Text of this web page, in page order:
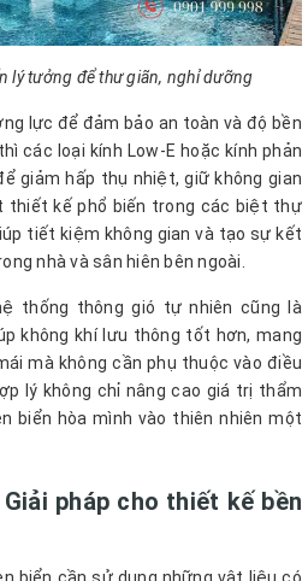
lý tưởng để thư giãn, nghỉ dưỡng
lực để đảm bảo an toàn và độ bền
các loại kính Low-E hoặc kính phản
giảm hấp thụ nhiệt, giữ không gian
thiết kế phổ biến trong các biệt thự
tiết kiệm không gian và tạo sự kết
nhà và sân hiên bên ngoài.
thống thông gió tự nhiên cũng là
không khí lưu thông tốt hơn, mang
mà không cần phụ thuộc vào điều
lý không chỉ nâng cao giá trị thẩm
biển hòa mình vào thiên nhiên một
pháp cho thiết kế bền